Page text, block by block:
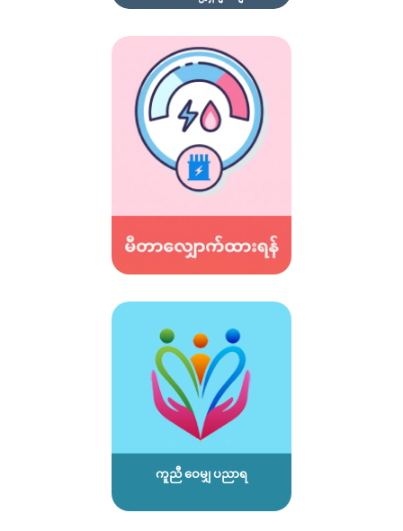
ကူညီ ဝေမျှ ပညာရ